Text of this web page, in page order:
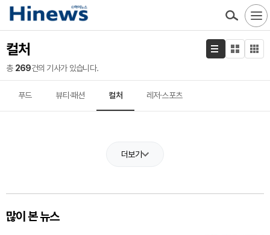
컬처
총 269건의 기사가 있습니다.
푸드 뷰티·패션 컬처 레저·스포츠
더보기
많이 본 뉴스